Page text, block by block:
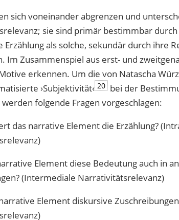
sich voneinander abgrenzen und
sie sind primär bestimmbar
Erzählung als solche, sekundär durch ihre
Im Zusammenspiel aus erst- und
erkennen. Um die von Natascha
›Subjektivität‹ 20 bei der
folgende Fragen vorgeschlagen:
das narrative Element die Erzählung?
Element diese Bedeutung auch in
(Intermediale Narrativitätsrelevanz)
Element diskursive